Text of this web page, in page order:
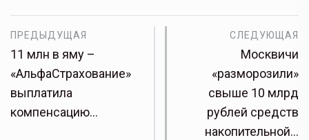
ПРЕДЫДУЩАЯ
11 млн в яму –
«АльфаСтрахование»
выплатила
компенсацию…
СЛЕДУЮЩАЯ
Москвичи
«разморозили»
свыше 10 млрд
рублей средств
накопительной…